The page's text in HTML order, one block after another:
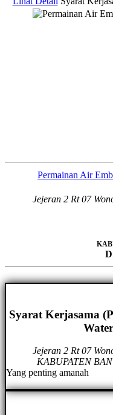
Permainan Air
Jejeran 2 Rt 07
Syarat Kerjasama
Jejeran 2 Rt 07
KABUPATEN
Yang penting amanah